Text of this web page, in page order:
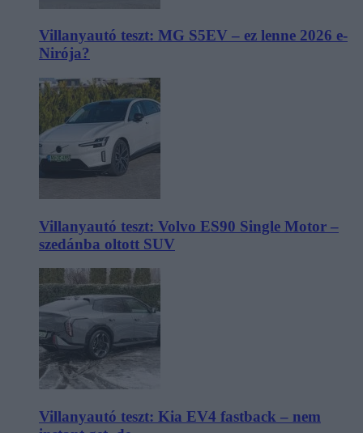
Villanyautó teszt: MG S5EV – ez lenne 2026 e-
Nirója?
Villanyautó teszt: Volvo ES90 Single Motor –
szedánba oltott SUV
Villanyautó teszt: Kia EV4 fastback – nem